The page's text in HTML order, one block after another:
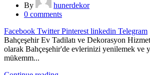
By
hunerdekor
0 comments
Facebook Twitter Pinterest linkedin Telegram
Bahçeşehir Ev Tadilatı ve Dekorasyon
olarak Bahçeşehir'de evlerinizi yenilemek ve
mükemm...